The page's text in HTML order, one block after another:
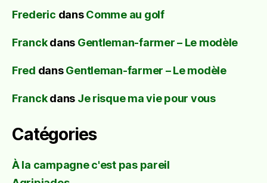
Frederic dansComme au golf
Franckdans Gentleman-farmer – Le modèle
Fred dansGentleman-farmer – Le modèle
Franckdans Je risque ma vie pour vous
Catégories
À la campagne c'est pas pareil